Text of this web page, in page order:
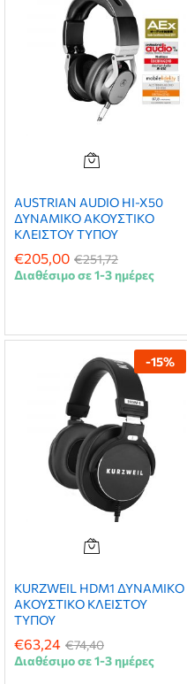
AUSTRIAN AUDIO HI-X50
ΔΥΝΑΜΙΚΟ ΑΚΟΥΣΤΙΚΟ
ΚΛΕΙΣΤΟΥ ΤΥΠΟΥ
€205,00 €251,72
Διαθέσιμο σε 1-3 ημέρες
-15%
KURZWEIL HDM1 ΔΥΝΑΜΙΚΟ
ΑΚΟΥΣΤΙΚΟ ΚΛΕΙΣΤΟΥ
ΤΥΠΟΥ
€63,24 €74,40
Διαθέσιμο σε 1-3 ημέρες